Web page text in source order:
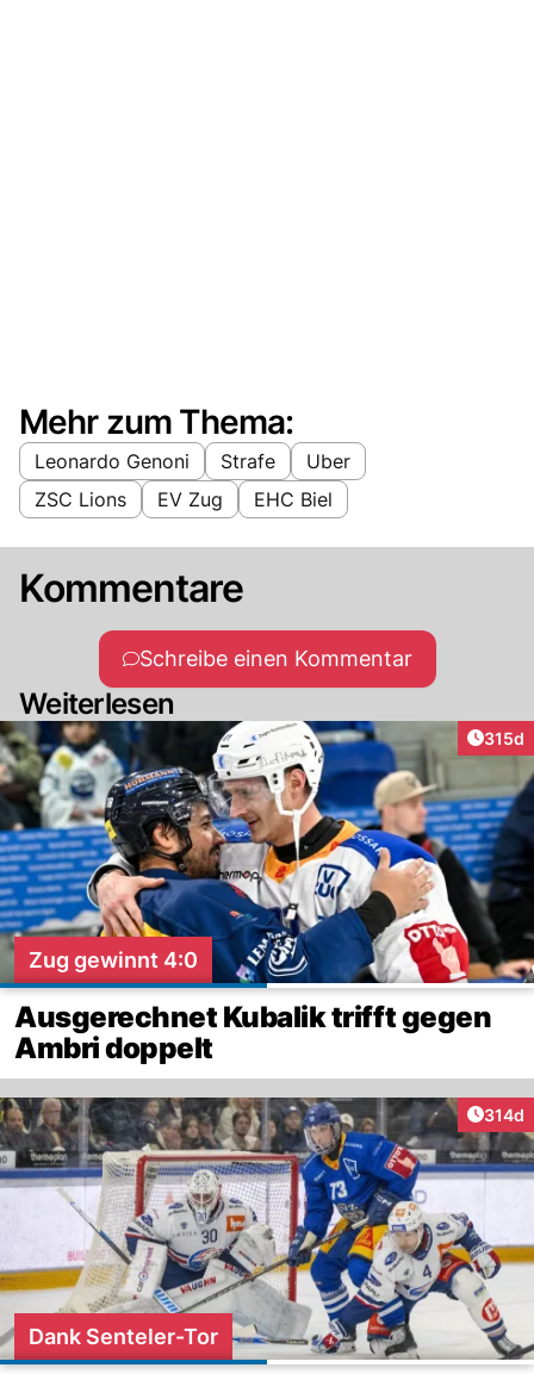
Mehr zum Thema:
Leonardo Genoni Strafe
Uber
ZSC Lions
EV Zug EHC Biel
Kommentare
Schreibe einen Kommentar
Weiterlesen
315d
Zug gewinnt 4:0
Ausgerechnet Kubalik trifft gegen
Ambri doppelt
314d
Dank Senteler-Tor